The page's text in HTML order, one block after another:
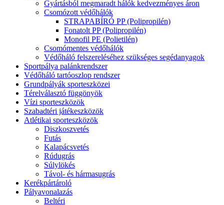
Gyártásból megmaradt hálók kedvezményes áron
Csomózott védőhálók
STRAPABÍRÓ PP (Polipropilén)
Fonatolt PP (Polipropilén)
Monofil PE (Polietilén)
Csomómentes védőhálók
Védőháló felszereléséhez szükséges segédanyagok
Sportpálya palánkrendszer
Védőháló tartóoszlop rendszer
Grundpályák sporteszközei
Térelválasztó függönyök
Vízi sporteszközök
Szabadtéri játékeszközök
Atlétikai sporteszközök
Diszkoszvetés
Futás
Kalapácsvetés
Rúdugrás
Súlylökés
Távol- és hármasugrás
Kerékpártároló
Pályavonalazás
Beltéri